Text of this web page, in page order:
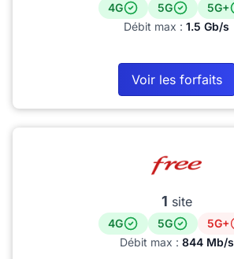
4G 5G
5G+
Débit max : 1.5 Gb/s
Voir les forfaits
1 site
4G 5G
5G+
Débit max : 844 Mb/s